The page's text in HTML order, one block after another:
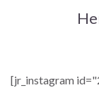
[jr_instagram